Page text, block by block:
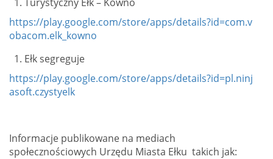
https://play.google.com/store/apps/details?id=com.v
obacom.elk_kowno
Ełk segreguje
https://play.google.com/store/apps/details?id=pl.ninj
asoft.czystyelk
Informacje publikowane na mediach
społecznościowych Urzędu Miasta Ełku takich jak: